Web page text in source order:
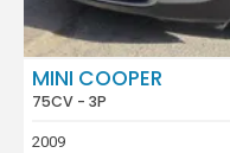
MINI COOPER
75CV - 3P
2009